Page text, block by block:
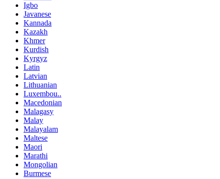
Igbo
Javanese
Kannada
Kazakh
Khmer
Kurdish
Kyrgyz
Latin
Latvian
Lithuanian
Luxembou..
Macedonian
Malagasy
Malay
Malayalam
Maltese
Maori
Marathi
Mongolian
Burmese